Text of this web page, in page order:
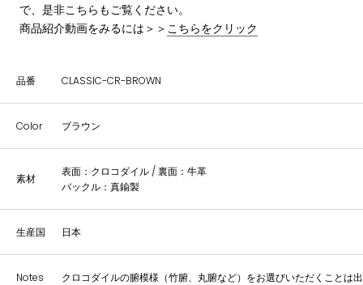
で、是非こちらもご覧ください。
商品紹介動画をみるには＞＞ こちらをクリック
品番 CLASSIC-CR-BROWN
Color ブラウン
素材
表面：クロコダイル / 裏面：牛革
バックル：真鍮製
生産国 日本
Notes クロコダイルの腑模様（竹腑、丸腑など）をお選びいただくことは